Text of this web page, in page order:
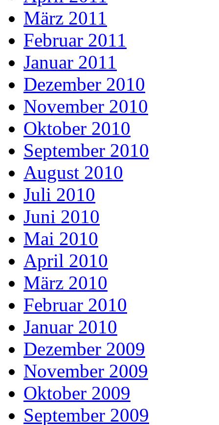
März 2011
Februar 2011
Januar 2011
Dezember 2010
November 2010
Oktober 2010
September 2010
August 2010
Juli 2010
Juni 2010
Mai 2010
April 2010
März 2010
Februar 2010
Januar 2010
Dezember 2009
November 2009
Oktober 2009
September 2009